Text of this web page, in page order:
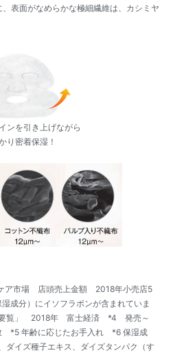
表面がなめらかな極細繊維は、カシミヤ
ンを引き上げながら
り密着保湿！
ア市場 店頭売上金額 2018年小売店5
成分）にイソフラボンが含まれていま
要覧」 2018年 富士経済 *4 発売～
*5 年齢に応じたお手入れ *6 保湿成
イズ種子エキス、ダイズタンパク（す